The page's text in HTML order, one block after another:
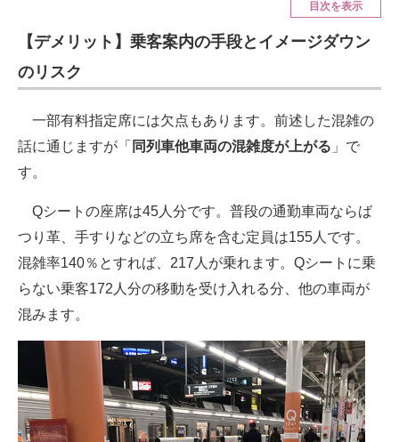
ITの今と未来を見通す
スマホと通信の最新トレンド
進化するPCとデバイスの未来
ビジネスと働き方のヒント
AI活用のいまが分かる
企業ITのトレンドを詳説
経営リーダーのコミュニティ
マーケ×ITの今がよく分かる
ITエンジニア向け専門サイト
企業向けIT製品の総合サイト
目次を表示
【デメリット】乗客案内の手段とイメージダウン
のリスク
一部有料指定席には欠点もあります。前述した混雑の
話に通じますが「 同列車他車両の混雑度が上がる 」で
す。
Qシートの座席は45人分です。普段の通勤車両ならば
つり革、手すりなどの立ち席を含む定員は155人です。
混雑率140％とすれば、217人が乗れます。Qシートに乗
らない乗客172人分の移動を受け入れる分、他の車両が
混みます。